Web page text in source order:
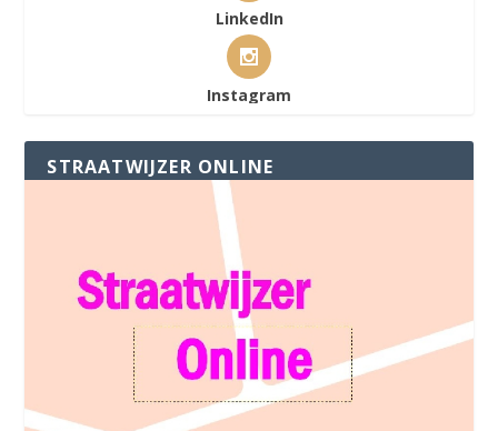
LinkedIn
Instagram
STRAATWIJZER ONLINE